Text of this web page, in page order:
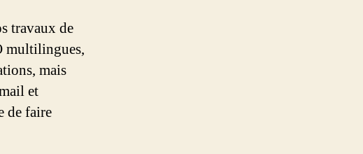
travaux de
multilingues,
mais
et
de faire